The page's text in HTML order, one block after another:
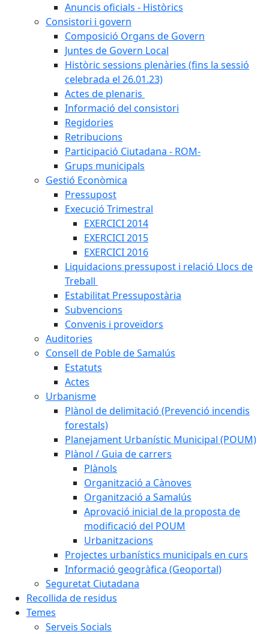
Anuncis oficials - Històrics
Consistori i govern
Composició Organs de Govern
Juntes de Govern Local
Històric sessions plenàries (fins la sessió
celebrada el 26.01.23)
Actes de plenaris
Informació del consistori
Regidories
Retribucions
Participació Ciutadana - ROM-
Grups municipals
Gestió Econòmica
Pressupost
Execució Trimestral
EXERCICI 2014
EXERCICI 2015
EXERCICI 2016
Liquidacions pressupost i relació Llocs de
Treball
Estabilitat Pressupostària
Subvencions
Convenis i proveïdors
Auditories
Consell de Poble de Samalús
Estatuts
Actes
Urbanisme
Plànol de delimitació (Prevenció incendis
forestals)
Planejament Urbanístic Municipal (POUM)
Plànol / Guia de carrers
Plànols
Organització a Cànoves
Organització a Samalús
Aprovació inicial de la proposta de
modificació del POUM
Urbanitzacions
Projectes urbanístics municipals en curs
Informació geogràfica (Geoportal)
Seguretat Ciutadana
Recollida de residus
Temes
Serveis Socials